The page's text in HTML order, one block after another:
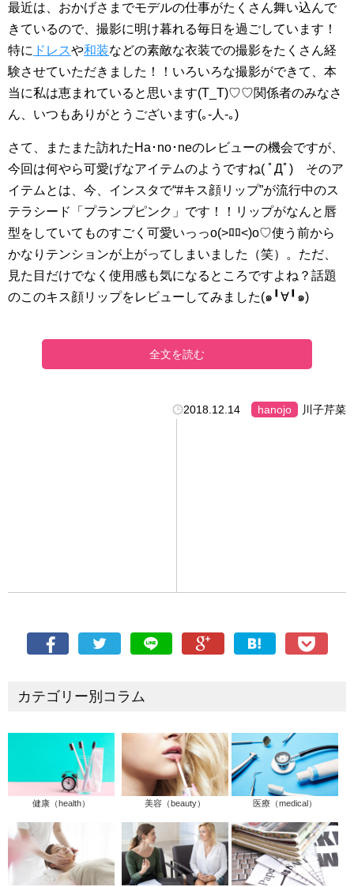
最近は、おかげさまでモデルの仕事がたくさん舞い込んで
きているので、撮影に明け暮れる毎日を過ごしています！
特に ドレスや和装などの素敵な衣装での撮影をたくさん経
験させていただきました！！いろいろな撮影ができて、本
当に私は恵まれていると思います(T_T)♡♡関係者のみなさ
ん、いつもありがとうございます(｡-人-｡)
さて、またまた訪れたHa･no･neのレビューの機会ですが、
今回は何やら可愛げなアイテムのようですね( ﾟДﾟ) そのア
イテムとは、今、インスタで“#キス顔リップ”が流行中のス
テラシード「プランプピンク」です！！リップがなんと唇
型をしていてものすごく可愛いっっo(>ﾛﾛ<)o♡使う前から
かなりテンションが上がってしまいました（笑）。ただ、
見た目だけでなく使用感も気になるところですよね？話題
のこのキス顔リップをレビューしてみました(๑╹∀╹๑)
全文を読む
2018.12.14 hanojo 川子芹菜
カテゴリー別コラム
健康（health） 美容（beauty） 医療（medical）